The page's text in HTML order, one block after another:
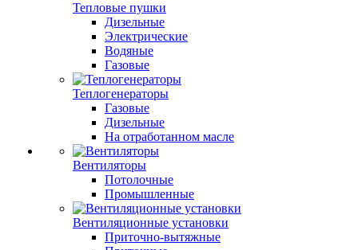
Тепловые пушки
Дизельные
Электрические
Водяные
Газовые
Теплогенераторы
Газовые
Дизельные
На отработанном масле
Вентиляторы
Потолочные
Промышленные
Вентиляционные установки
Приточно-вытяжные